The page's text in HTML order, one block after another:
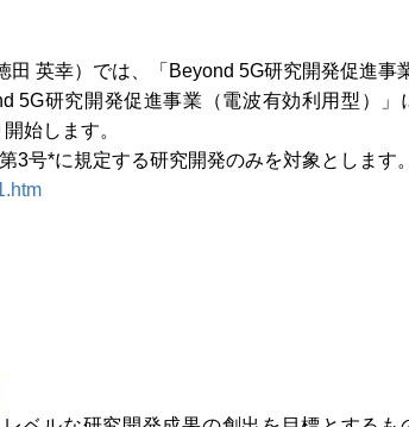
田 英幸）では、「Beyond 5G研究開発促進事
5G研究開発促進事業（電波有効利用型）」
始します。
3号*に規定する研究開発のみを対象とします